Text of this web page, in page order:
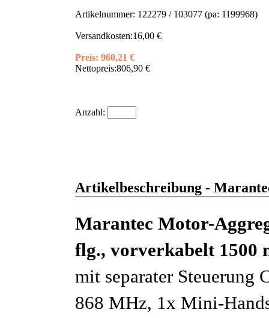
Artikelnummer: 122279 / 103077 (pa: 1199968)
Versandkosten:16,00 €
Preis: 960,21 €
Nettopreis:806,90 €
Anzahl:
Artikelbeschreibung -
Marantec Motor-
flg., vorverkabelt 1500
mit separater
868 MHz, 1x Mini-